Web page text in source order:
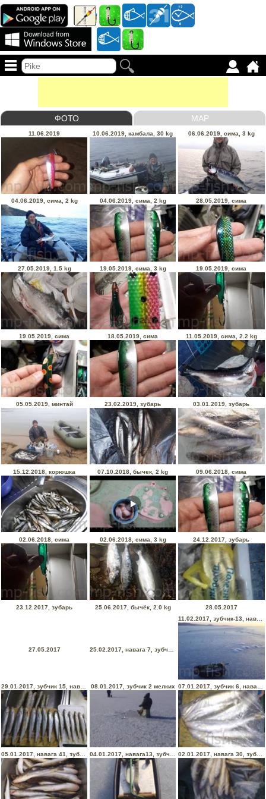
ФОТО MAP
11.06.2019 10.06.2019, камбала, 30 kg 06.06.2019, сима, 3 kg
04.06.2019, сима, 2 kg 04.06.2019, сима, 2 kg 28.05.2019, сима
27.05.2019, 1.5 kg 19.05.2019, сима, 3 kg 19.05.2019, сима
19.05.2019, сима 18.05.2019, сима 11.05.2019, сима, 2.2 kg
05.05.2019, минтай 23.02.2019, зубарь 03.01.2019, зубарь
15.12.2018, корюшка 07.10.2018, бычек, 2 kg 09.06.2018, сима
02.06.2018, сима 02.06.2018, сима, 3 kg 24.12.2017, зубарь
23.12.2017, зубарь 25.06.2017, бычёк, 2.0 kg 28.05.2017
27.05.2017
11.02.2017, зубчик-13, навага-2
08.01.2017, зубчик 2 мелких